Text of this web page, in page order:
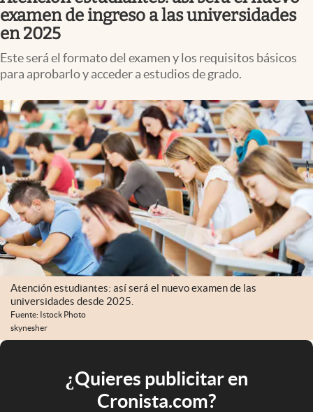
examen de ingreso a las universidades
en 2025
Este será el formato del examen y los requisitos básicos
para aprobarlo y acceder a estudios de grado.
Atención estudiantes: así será el nuevo examen de las
universidades desde 2025.
Fuente: Istock Photo
skynesher
¿Quieres publicitar en
Cronista.com?